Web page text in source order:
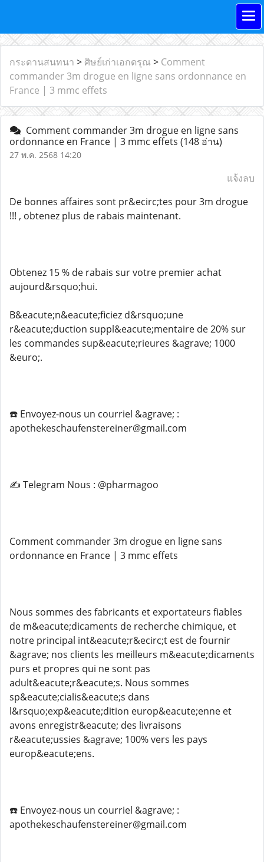
กระดานสนทนา > ศิษย์เก่าเอกดรุณ > Comment
commander 3m drogue en ligne sans ordonnance en
France | 3 mmc effets
Comment commander 3m drogue en ligne sans
ordonnance en France | 3 mmc effets (148 อ่าน)
27 พ.ค. 2568 14:20
แจ้งลบ
De bonnes affaires sont pr&ecirc;tes pour 3m drogue
!!! , obtenez plus de rabais maintenant.
Obtenez 15 % de rabais sur votre premier achat
aujourd&rsquo;hui.
B&eacute;n&eacute;ficiez d&rsquo;une
r&eacute;duction suppl&eacute;mentaire de 20% sur
les commandes sup&eacute;rieures &agrave; 1000
&euro;.
☎️ Envoyez-nous un courriel &agrave; :
apothekeschaufenstereiner@gmail.com
✍️ Telegram Nous : @pharmagoo
Comment commander 3m drogue en ligne sans
ordonnance en France | 3 mmc effets
Nous sommes des fabricants et exportateurs fiables
de m&eacute;dicaments de recherche chimique, et
notre principal int&eacute;r&ecirc;t est de fournir
&agrave; nos clients les meilleurs m&eacute;dicaments
purs et propres qui ne sont pas
adult&eacute;r&eacute;s. Nous sommes
sp&eacute;cialis&eacute;s dans
l&rsquo;exp&eacute;dition europ&eacute;enne et
avons enregistr&eacute; des livraisons
r&eacute;ussies &agrave; 100% vers les pays
europ&eacute;ens.
☎️ Envoyez-nous un courriel &agrave; :
apothekeschaufenstereiner@gmail.com